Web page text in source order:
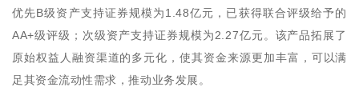
优先B级资产支持证券规模为1.48亿元，已获得联合评级给予的
AA+级评级；次级资产支持证券规模为2.27亿元。该产品拓展了
原始权益人融资渠道的多元化，使其资金来源更加丰富，可以满
足其资金流动性需求，推动业务发展。